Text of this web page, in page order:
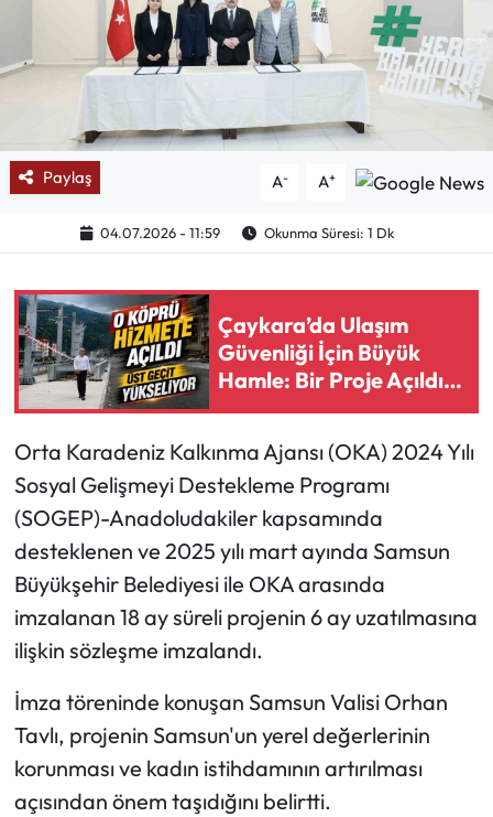
Paylaş A- A+
04.07.2026 - 11:59 Okunma Süresi: 1 Dk
Çaykara’da Ulaşım
Güvenliği İçin Büyük
Hamle: Bir Proje Açıldı,
Diğerinde Kritik Aşama
Orta Karadeniz Kalkınma Ajansı (OKA) 2024 Yılı
Sosyal Gelişmeyi Destekleme Programı
(SOGEP)-Anadoludakiler kapsamında
desteklenen ve 2025 yılı mart ayında Samsun
Büyükşehir Belediyesi ile OKA arasında
imzalanan 18 ay süreli projenin 6 ay uzatılmasına
ilişkin sözleşme imzalandı.
İmza töreninde konuşan Samsun Valisi Orhan
Tavlı, projenin Samsun'un yerel değerlerinin
korunması ve kadın istihdamının artırılması
açısından önem taşıdığını belirtti.
Röportaj
Köşe Yazıları
ASTROLOJİ
Spor Yazıları
Ekonomi
Sağlık
Turizm
Teknoloji